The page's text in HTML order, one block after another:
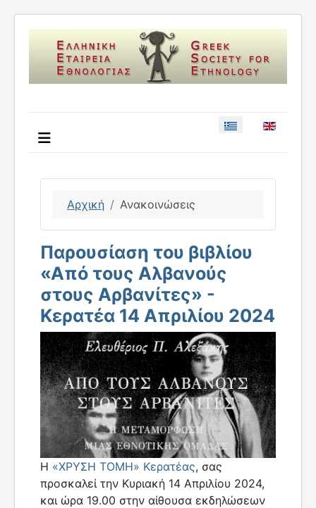
Επιλέξτε τη
Αρχική Ανακοινώσεις
Παρουσίαση του βιβλίου
«Από τους Αλβανούς
στους Αρβανίτες» -
Κερατέα 14 Απριλίου 2024
Η «ΧΡΥΣΗ ΤΟΜΗ» Κερατέας, σας
προσκαλεί την Κυριακή 14 Απριλίου 2024,
και ώρα 19.00 στην αίθουσα εκδηλώσεων